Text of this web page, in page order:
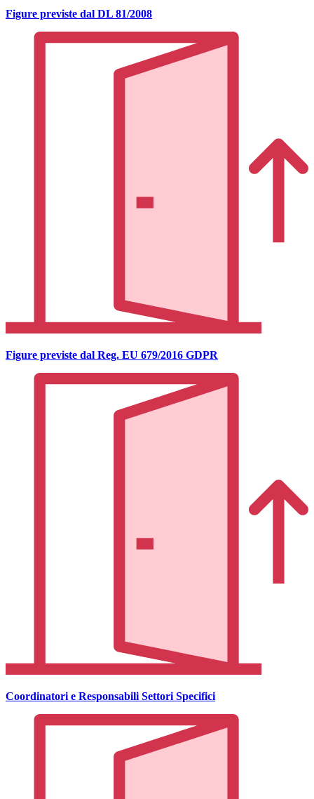
Figure previste dal DL 81/2008
Figure previste dal Reg. EU 679/2016 GDPR
Coordinatori e Responsabili Settori Specifici